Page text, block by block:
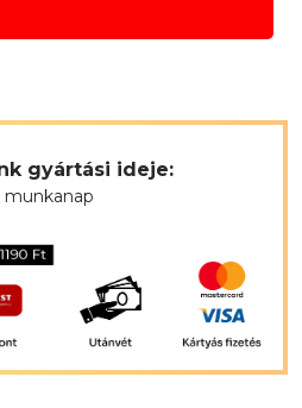
gyártási ideje:
munkanap